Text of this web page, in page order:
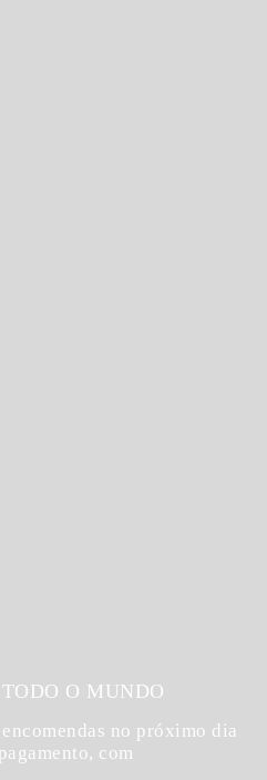
O MUNDO
no próximo dia
com